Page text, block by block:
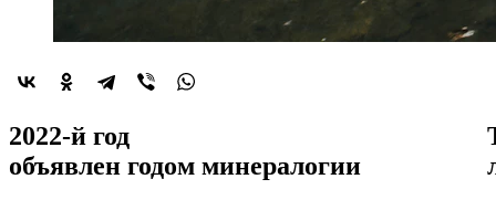
2022-й год
объявлен годом минералогии